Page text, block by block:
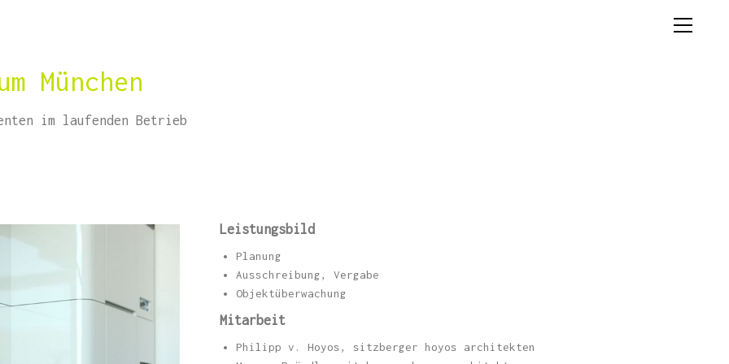
München
im laufenden Betrieb
Leistungsbild
Planung
Ausschreibung, Vergabe
Objektüberwachung
Mitarbeit
Philipp v. Hoyos, sitzberger hoyos architekten